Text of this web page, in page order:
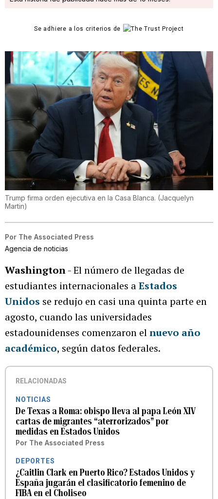
Se adhiere a los criterios de
Trump firma orden ejecutiva en la Casa Blanca. (Jacquelyn
Martin)
Por The Associated Press
Agencia de noticias
Washington- El número de llegadas de
estudiantes internacionales aEstados
Unidos se redujo en casi una quinta parte en
agosto, cuando las universidades
estadounidenses comenzaron elnuevo año
académico, según datos federales.
RELACIONADAS
NOTICIAS
De Texas a Roma: obispo lleva al papa León XIV
cartas de migrantes “aterrorizados” por
medidas en Estados Unidos
Por The Associated Press
DEPORTES
¿Caitlin Clark en Puerto Rico? Estados Unidos y
España jugarán el clasificatorio femenino de
FIBA en el Choliseo